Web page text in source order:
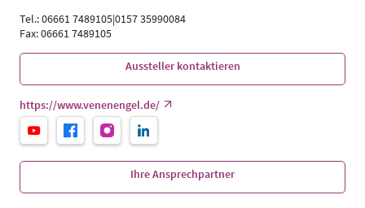
Tel.: 06661 7489105|0157 35990084
Fax: 06661 7489105
Aussteller kontaktieren
https://www.venenengel.de/
Ihre Ansprechpartner